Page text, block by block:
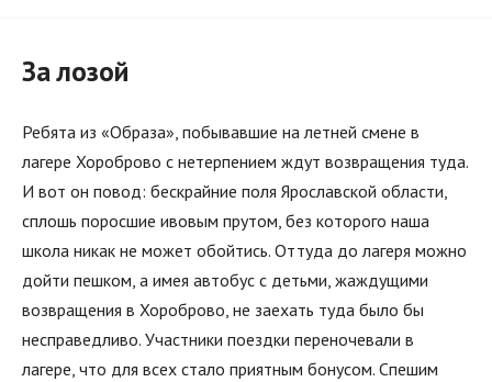
За лозой
Ребята из «Образа», побывавшие на летней смене в
лагере Хороброво с нетерпением ждут возвращения туда.
И вот он повод: бескрайние поля Ярославской области,
сплошь поросшие ивовым прутом, без которого наша
школа никак не может обойтись. Оттуда до лагеря можно
дойти пешком, а имея автобус с детьми, жаждущими
возвращения в Хороброво, не заехать туда было бы
несправедливо. Участники поездки переночевали в
лагере, что для всех стало приятным бонусом. Спешим